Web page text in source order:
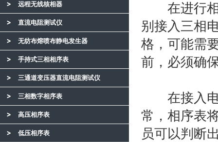
远程无线核相器
直流电阻测试仪
无纺布熔喷布静电发生器
手持式三相相序表
三通道变压器直流电阻测试仪
三相数字相序表
高压相序表
低压相序表
在进行相
别接入三相
格，可能需
前，必须确
在接入电
常，相序表
员可以判断